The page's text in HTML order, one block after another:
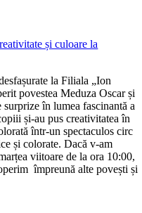
și culoare la
la Filiala „Ion
povestea Meduza Oscar și
în lumea fascinantă a
și-au pus creativitatea în
într-un spectaculos circ
și colorate. Dacă v-am
viitoare de la ora 10:00,
împreună alte povești și